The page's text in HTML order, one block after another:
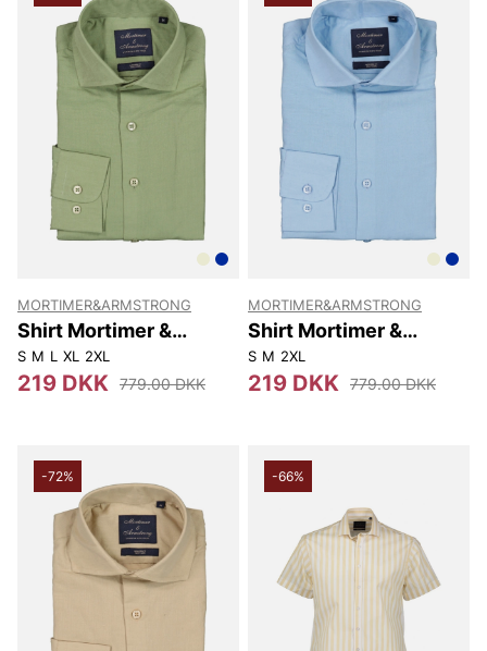
MORTIMER&ARMSTRONG
Shirt Mortimer &
Armstrong
S M L XL 2XL
219 DKK 779.00 DKK
MORTIMER&ARMSTRONG
Shirt Mortimer &
Armstrong
S M 2XL
219 DKK 779.00 DKK
-72% -66%